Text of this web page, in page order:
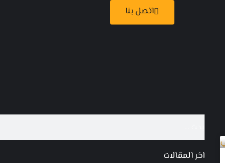
اتصل بنا
اخر المقالات